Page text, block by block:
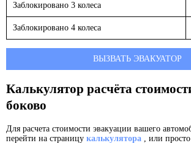
Заблокировано 3 колеса
Заблокировано 4 колеса
ВЫЗВАТЬ ЭВАКУАТОР
Калькулятор расчёта
боково
Для расчета стоимости эвакуации вашего
перейти на страницу калькулятора , или